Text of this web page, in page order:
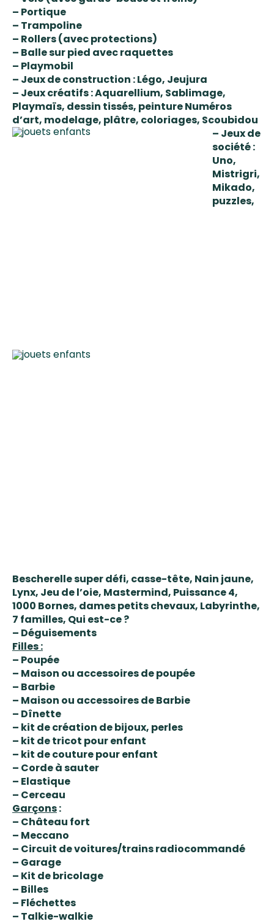
– Portique
– Trampoline
– Rollers (avec protections)
– Balle sur pied avec raquettes
– Playmobil
– Jeux de construction : Légo, Jeujura
– Jeux créatifs : Aquarellium, Sablimage,
Playmaïs, dessin tissés, peinture Numéros
d’art, modelage, plâtre, coloriages, Scoubidou
– Jeux de
société :
Uno,
Mistrigri,
Mikado,
puzzles,
Bescherelle super défi, casse-tête, Nain jaune,
Lynx, Jeu de l’oie, Mastermind, Puissance 4,
1000 Bornes, dames petits chevaux, Labyrinthe,
7 familles, Qui est-ce ?
– Déguisements
Filles :
– Poupée
– Maison ou accessoires de poupée
– Barbie
– Maison ou accessoires de Barbie
– Dînette
– kit de création de bijoux, perles
– kit de tricot pour enfant
– kit de couture pour enfant
– Corde à sauter
– Elastique
– Cerceau
Garçons:
– Château fort
– Meccano
– Circuit de voitures/trains radiocommandé
– Garage
– Kit de bricolage
– Billes
– Fléchettes
– Talkie-walkie